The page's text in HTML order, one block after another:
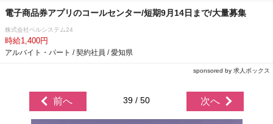
電子商品券アプリのコールセンター/短期9月14日まで/大量募集
株式会社ベルシステム24
時給1,400円
アルバイト・パート / 契約社員 / 愛知県
sponsored by 求人ボックス
前へ 39 / 50 次へ